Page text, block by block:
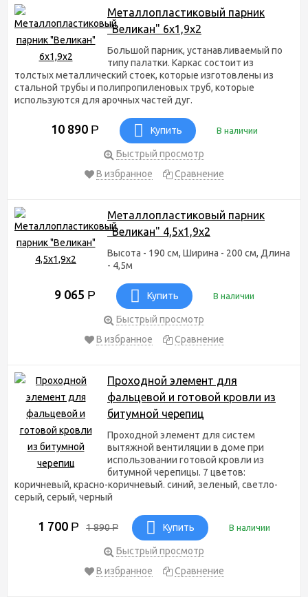
Металлопластиковый парник
"Великан" 6х1,9х2
Большой парник, устанавливаемый по
типу палатки. Каркас состоит из
толстых металлический стоек, которые изготовлены из
стальной трубы и полипропиленовых труб, которые
используются для арочных частей дуг.
10 890 Р Купить В наличии
Быстрый просмотр
В избранное
Сравнение
Металлопластиковый парник
"Великан" 4,5х1,9х2
Высота - 190 см, Ширина - 200 см, Длина
- 4,5м
9 065 Р Купить В наличии
Быстрый просмотр
В избранное
Сравнение
Проходной элемент для
фальцевой и готовой кровли из
битумной черепиц
Проходной элемент для систем
вытяжной вентиляции в доме при
использовании готовой кровли из
битумной черепицы. 7 цветов:
коричневый, красно-коричневый. синий, зеленый, светло-
серый, серый, черный
1 700 Р 1 890Р Купить В наличии
Быстрый просмотр
В избранное
Сравнение